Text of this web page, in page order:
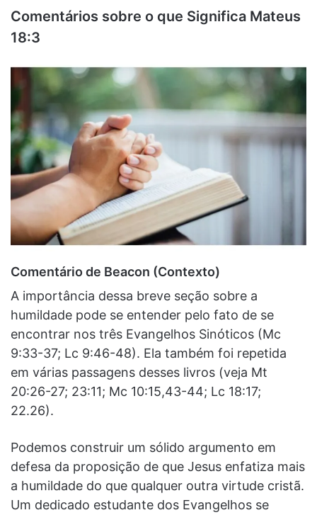
Comentários sobre o que Significa Mateus
18:3
Comentário de Beacon (Contexto)
A importância dessa breve seção sobre a
humildade pode se entender pelo fato de se
encontrar nos três Evangelhos Sinóticos (Mc
9:33-37; Lc 9:46-48). Ela também foi repetida
em várias passagens desses livros (veja Mt
20:26-27; 23:11; Mc 10:15,43-44; Lc 18:17;
22.26).
Podemos construir um sólido argumento em
defesa da proposição de que Jesus enfatiza mais
a humildade do que qualquer outra virtude cristã.
Um dedicado estudante dos Evangelhos se